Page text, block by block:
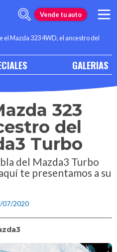
Vende tu auto
el Mazda 323 4WD, el ancestro del
GALERIAS
323
del
Turbo
del Mazda3 Turbo
te presentamos a su
07/2020